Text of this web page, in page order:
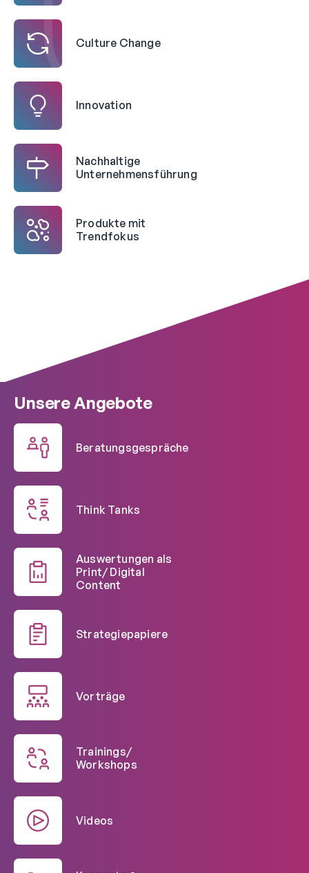
Culture Change
Innovation
Nachhaltige
Unternehmensführung
Produkte mit
Trendfokus
Unsere Angebote
Beratungsgespräche
Think Tanks
Auswertungen als
Print/ Digital
Content
Strategiepapiere
Vorträge
Trainings/
Workshops
Videos